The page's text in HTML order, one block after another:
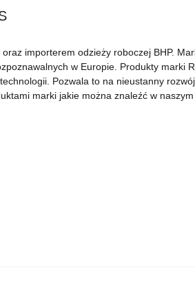
importerem odzieży roboczej BHP.
w Europie. Produkty marki
Pozwala to na nieustanny
marki jakie można znaleźć w